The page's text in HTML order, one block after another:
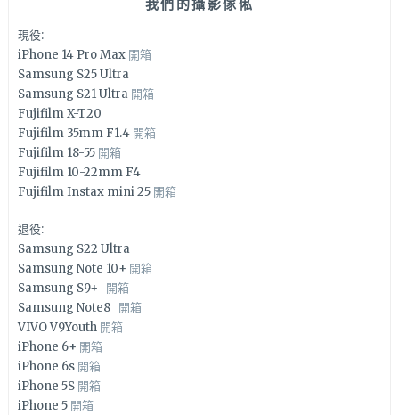
我們的攝影傢俬
現役:
iPhone 14 Pro Max 開箱
Samsung S25 Ultra
Samsung S21 Ultra 開箱
Fujifilm X-T20
Fujifilm 35mm F1.4 開箱
Fujifilm 18-55 開箱
Fujifilm 10-22mm F4
Fujifilm Instax mini 25 開箱
退役:
Samsung S22 Ultra
Samsung Note 10+ 開箱
Samsung S9+ 開箱
Samsung Note8 開箱
VIVO V9Youth 開箱
iPhone 6+ 開箱
iPhone 6s 開箱
iPhone 5S 開箱
iPhone 5 開箱